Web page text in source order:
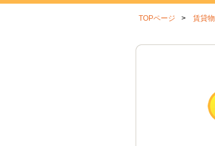
TOPページ 賃貸